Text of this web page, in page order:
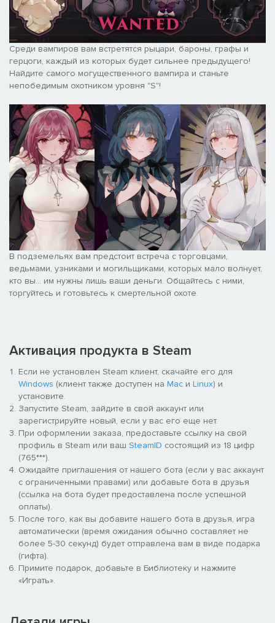
Среди вампиров вам встретятся рыцари, бароны, графы и
герцоги, каждый из которых будет сильнее предыдущего!
Найдите самого могущественного вампира и станьте
непобедимым охотником уровня "S"!
В подземельях вам предстоит встреча с торговцами,
ведьмами, узниками и могильщиками, которых мало волнует,
кто вы... им нужны лишь ваши деньги. Общайтесь с ними,
торгуйтесь и готовьтесь к смертельной охоте.
Активация продукта в Steam
Если не установлен Steam клиент, скачайте его для
Windows (клиент также доступен на Mac и Linux) и
установите.
Запустите Steam, зайдите в свой аккаунт или
зарегистрируйте новый, если у вас его еще нет.
При оформлении заказа, предоставьте ссылку на свой
профиль в Steam или ваш SteamID состоящий из 18 цифр
(765***).
Ожидайте приглашения от нашего бота (если у вас аккаунт
с ограниченными правами) или добавьте бота в друзья
(ссылка на бота будет предоставлена после успешной
оплаты).
После того, как вы добавите нашего бота в друзья, игра
автоматически (время ожидания обычно составляет не
более 5-30 секунд) будет отправлена вам в виде подарка
(гифта).
Примите подарок, добавьте в Библиотеку и нажмите
«Играть».